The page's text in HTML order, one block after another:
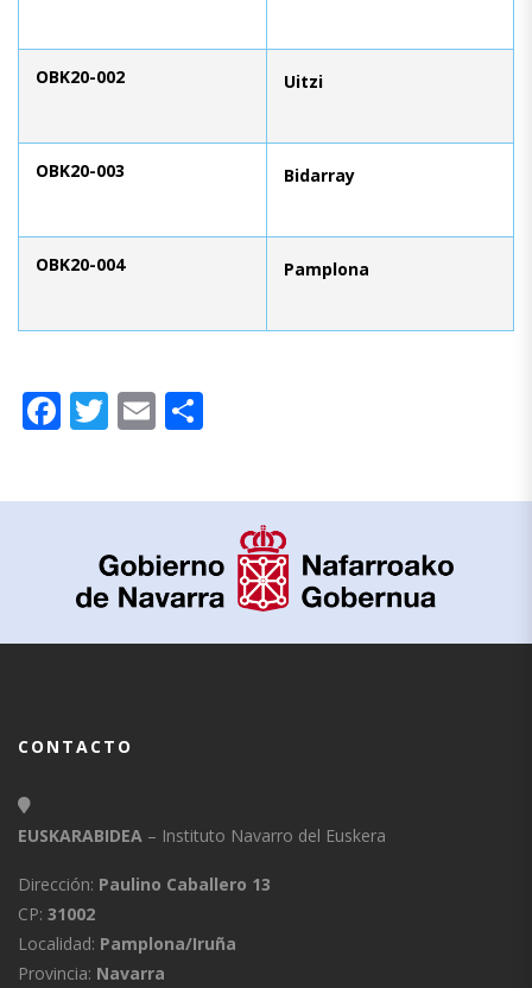
OBK20-002 Uitzi
OBK20-003 Bidarray
OBK20-004 Pamplona
Facebook
Twitter
Email
CONTACTO
EUSKARABIDEA – Instituto Navarro del Euskera
Dirección: Paulino Caballero 13
CP: 31002
Localidad: Pamplona/Iruña
Provincia: Navarra